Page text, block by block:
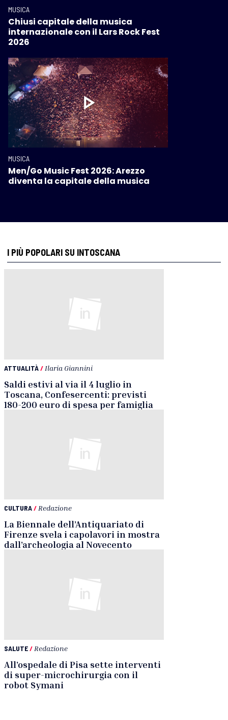
MUSICA
Chiusi capitale della musica
internazionale con il Lars Rock Fest
2026
MUSICA
Men/Go Music Fest 2026: Arezzo
diventa la capitale della musica
I PIÙ POPOLARI SU INTOSCANA
ATTUALITÀ/ Ilaria Giannini
Saldi estivi al via il 4 luglio in
Toscana, Confesercenti: previsti
180-200 euro di spesa per famiglia
CULTURA/ Redazione
La Biennale dell’Antiquariato di
Firenze svela i capolavori in mostra
dall’archeologia al Novecento
SALUTE/ Redazione
All’ospedale di Pisa sette interventi
di super-microchirurgia con il
robot Symani